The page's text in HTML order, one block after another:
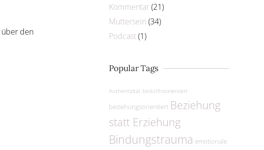
über den
Kommentar(21)
Muttersein (34)
Podcast(1)
Popular Tags
Authentizität bedürfnisorientiert
beziehungsorientiert Beziehung
statt Erziehung
Bindungstrauma emotionale